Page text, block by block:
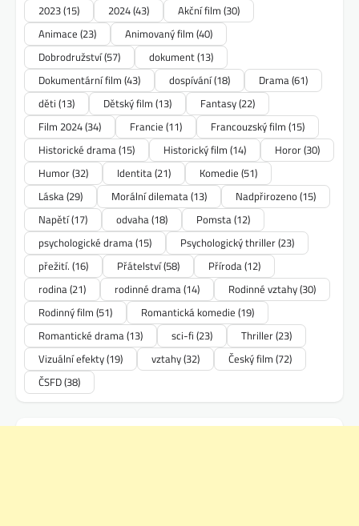
2023(15) 2024(43) Akční film (30)
Animace (23) Animovaný film (40)
Dobrodružství(57) dokument(13)
Dokumentární film (43) dospívání(18) Drama(61)
děti (13) Dětský film (13) Fantasy(22)
Film 2024(34) Francie (11) Francouzský film (15)
Historické drama(15) Historický film (14) Horor(30)
Humor(32) Identita(21) Komedie (51)
Láska(29) Morální dilemata(13) Nadpřirozeno(15)
Napětí(17) odvaha(18) Pomsta(12)
psychologické drama(15) Psychologický thriller(23)
přežití. (16) Přátelství(58) Příroda(12)
rodina(21) rodinné drama(14) Rodinné vztahy(30)
Rodinný film (51) Romantická komedie (19)
Romantické drama(13) sci-fi (23) Thriller(23)
Vizuální efekty(19) vztahy(32) Český film (72)
ČSFD(38)